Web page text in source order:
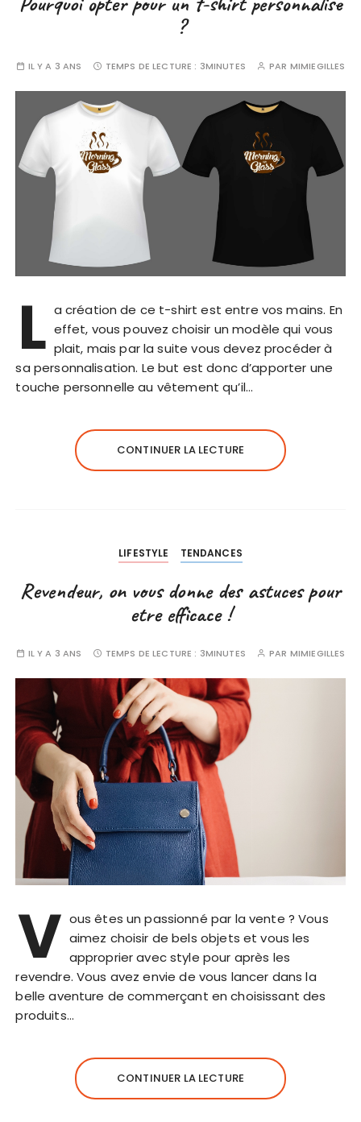
?
IL Y A 3 ANS TEMPS DE LECTURE : 3MINUTES PAR MIMIEGILLES
L a création de ce t-shirt est entre vos mains. En
effet, vous pouvez choisir un modèle qui vous
plait, mais par la suite vous devez procéder à
sa personnalisation. Le but est donc d’apporter une
touche personnelle au vêtement qu’il…
CONTINUER LA LECTURE
LIFESTYLE TENDANCES
Revendeur, on vous donne des astuces pour
etre efficace !
IL Y A 3 ANS TEMPS DE LECTURE : 3MINUTES PAR MIMIEGILLES
V ous êtes un passionné par la vente ? Vous
aimez choisir de bels objets et vous les
approprier avec style pour après les
revendre. Vous avez envie de vous lancer dans la
belle aventure de commerçant en choisissant des
produits…
CONTINUER LA LECTURE